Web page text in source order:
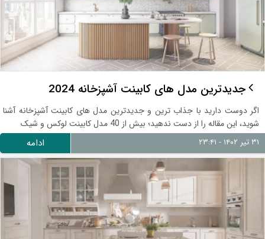
جدیدترین مدل های کابینت آشپزخانه 2024
اگر دوست دارید با جذاب‌ ترین و جدیدترین مدل‌ های کابینت آشپزخانه آشنا
شوید، این مقاله را از دست ندهید؛ بیش از 40 مدل کابینت لوکس و شیک
۳۱ تیر ۱۴۰۲ - ۲۳:۴۱ ادامه